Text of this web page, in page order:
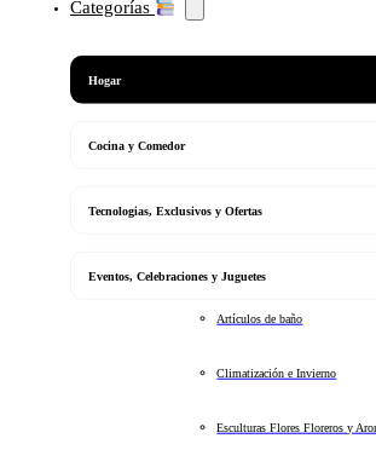
Categorías
Hogar
Cocina y Comedor
Tecnologias, Exclusivos y Ofertas
Eventos, Celebraciones y Juguetes
Artículos de baño
Climatización e Invierno
Esculturas Flores Floreros y